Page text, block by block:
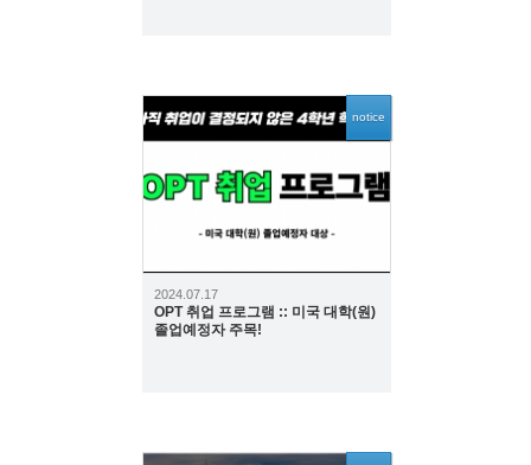
notice
2730
2024.07.17
OPT 취업 프로그램 :: 미국 대학(원)
졸업예정자 주목!